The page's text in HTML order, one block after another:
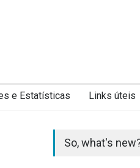
e Estatísticas Links úteis
So, what's